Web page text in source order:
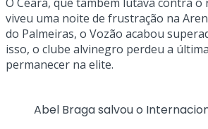
viveu uma noite de frustração na
do Palmeiras, o Vozão acabou
isso, o clube alvinegro perdeu a
permanecer na elite.
Abel Braga salvou o